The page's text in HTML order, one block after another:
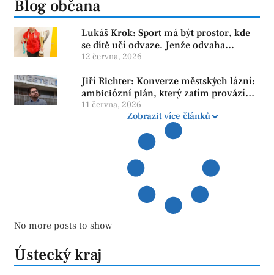
Blog občana
Lukáš Krok: Sport má být prostor, kde
se dítě učí odvaze. Jenže odvaha
neroste tam, kde se bojí udělat chybu.
12 června, 2026
Jiří Richter: Konverze městských lázní:
ambiciózní plán, který zatím provází
více otazníků než jistot
11 června, 2026
Zobrazit více článků
No more posts to show
Ústecký kraj